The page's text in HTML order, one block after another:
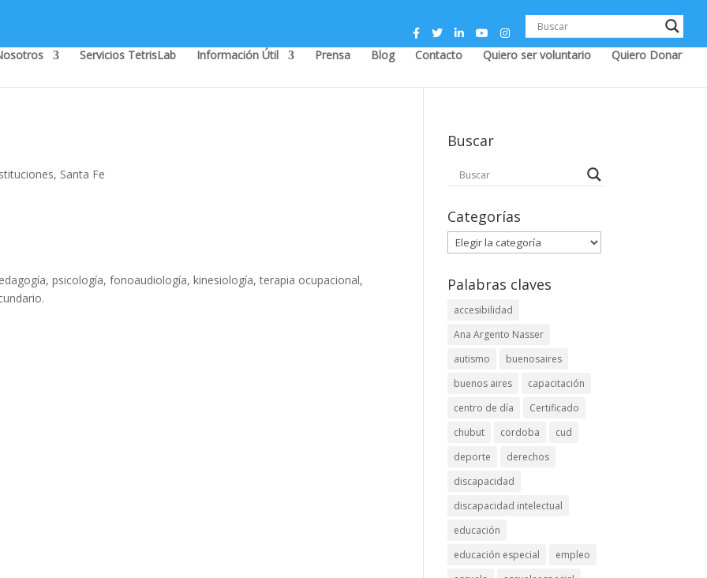
Servicios TetrisLab Información Útil Prensa Blog Contacto Quiero ser voluntario Quiero Donar
, Santa Fe
psicología, fonoaudiología, kinesiología, terapia ocupacional,
Buscar
Categorías
Categorías
Palabras claves
accesibilidad
Ana Argento Nasser
autismo
buenosaires
buenos aires
capacitación
centro de día
Certificado
chubut
cordoba
cud
deporte
derechos
discapacidad
discapacidad intelectual
educación
educación especial
empleo